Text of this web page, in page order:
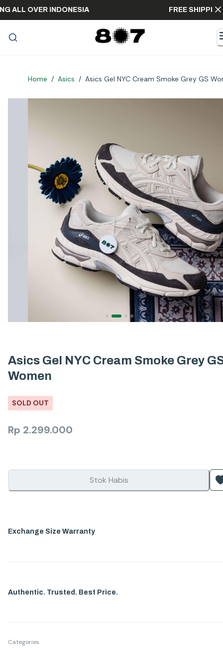
ALL OVER INDONESIA FREE
Home / Asics / Asics Gel NYC Cream Smoke Grey GS
Asics Gel NYC Cream Smoke Grey
Women
SOLD OUT
Rp 2.299.000
Stok Habis
Exchange Size Warranty
Authentic. Trusted. Best Price.
Categories